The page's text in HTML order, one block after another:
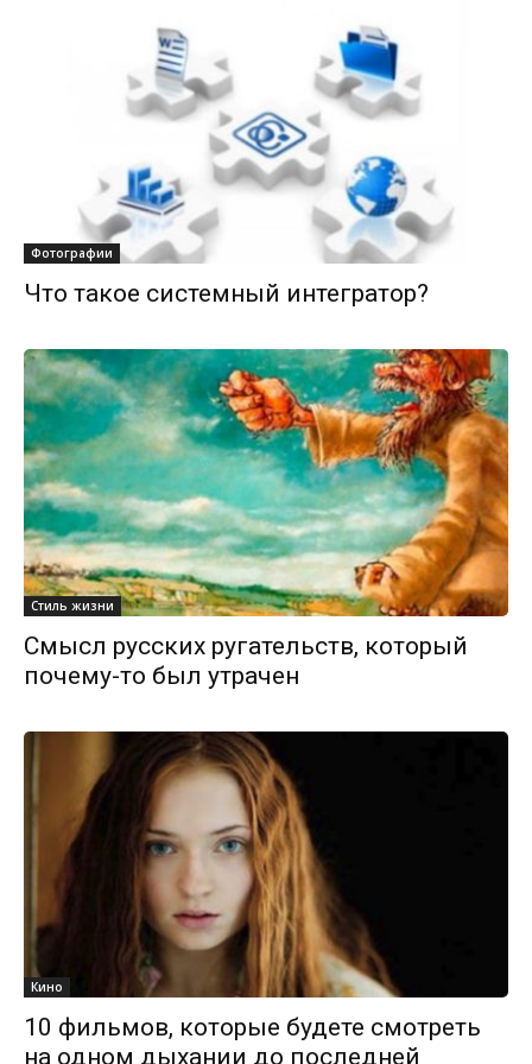
Фотографии
Что такое системный интегратор?
Стиль жизни
Смысл русских ругательств, который
почему-то был утрачен
Кино
10 фильмов, которые будете смотреть
на одном дыхании до последней